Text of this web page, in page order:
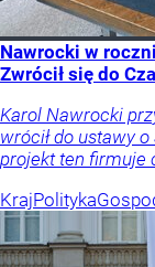
Nawrocki w
Zwrócił się do
Karol Nawrocki
wrócił do ustawy o
projekt ten firmuje
KrajPolityka